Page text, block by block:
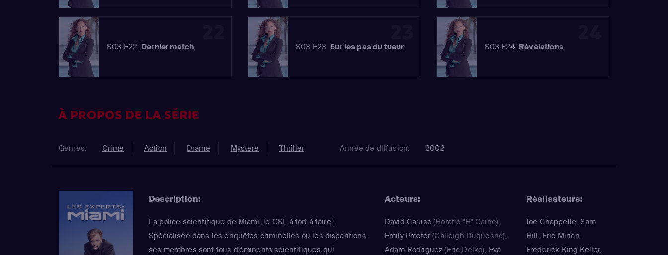
S03 E22 Dernier match S03 E23 Sur les pas du tueur S03 E24 Révélations
À PROPOS DE LA SÉRIE
Genres: Crime Action Drame Mystère Thriller Année de diffusion: 2002
Description:
La police scientifique de Miami, le CSI, à fort à faire !
Spécialisée dans les enquêtes criminelles ou les disparitions,
ses membres sont tous d'éminents scientifiques qui
Acteurs:
David Caruso(Horatio "H" Caine),
Emily Procter (Calleigh Duquesne),
Adam Rodriguez (Eric Delko), Eva
Réalisateurs:
Joe Chappelle, Sam
Hill, Eric Mirich,
Frederick King Keller,